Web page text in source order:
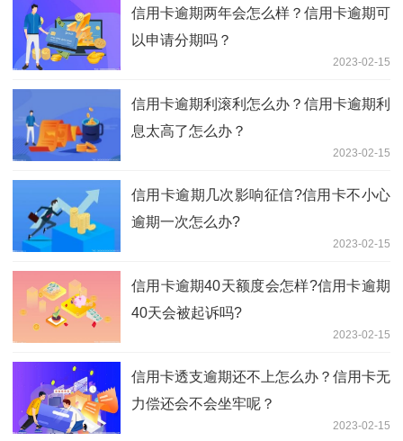
信用卡逾期两年会怎么样？信用卡逾期可
以申请分期吗？
2023-02-15
信用卡逾期利滚利怎么办？信用卡逾期利
息太高了怎么办？
2023-02-15
信用卡逾期几次影响征信?信用卡不小心
逾期一次怎么办?
2023-02-15
信用卡逾期40天额度会怎样?信用卡逾期
40天会被起诉吗?
2023-02-15
信用卡透支逾期还不上怎么办？信用卡无
力偿还会不会坐牢呢？
2023-02-15